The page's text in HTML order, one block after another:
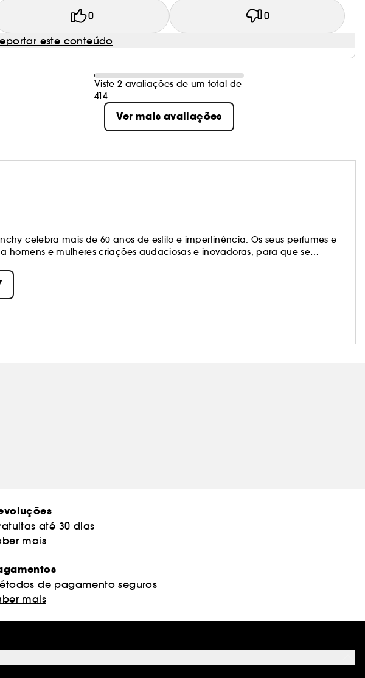
0 0
este conteúdo
Viste 2 avaliações de um total de
414
Ver mais avaliações
celebra mais de 60 anos de estilo e impertinência. Os seus perfumes e
homens e mulheres criações audaciosas e inovadoras, para que se
afirmes de forma magnética e inesquecível. Descobre as criações
personalidade, como o perfume Live Irrésistible, o batom Le Rouge, o
A Givenchy dá vinda à tua elegância singular.
até 30 dias
mais
de pagamento seguros
mais